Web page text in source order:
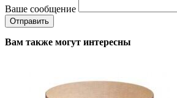
Ваше сообщение
Вам также могут интересны